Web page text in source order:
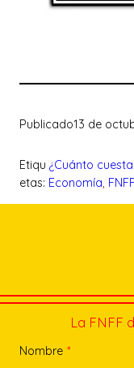
Publicado13 de
Etiqu
etas:
¿Cuánto
Economía, FNFF
La FNFF
Nombre *